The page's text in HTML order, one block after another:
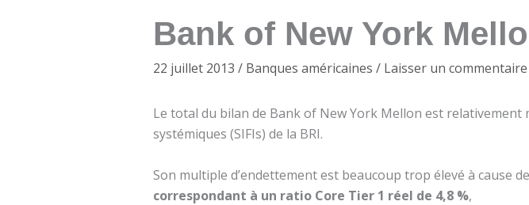
Bank of New York
22 juillet 2013 / Banques américaines / Laisser un commentaire
Le total du bilan de Bank of New York Mellon est
systémiques (SIFIs) de la BRI.
Son multiple d’endettement est beaucoup trop élevé à cause
correspondant à un ratio Core Tier 1 réel de 4,8 %,